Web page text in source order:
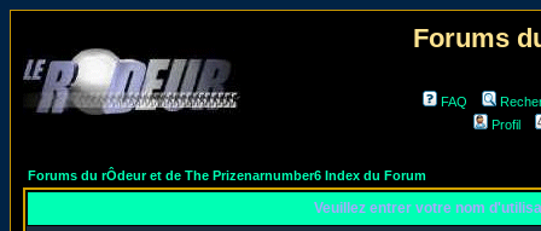
Forums
FAQ
Profil
Forums du rÔdeur et de The Prizenarnumber6 Index du Forum
Veuillez entrer votre nom